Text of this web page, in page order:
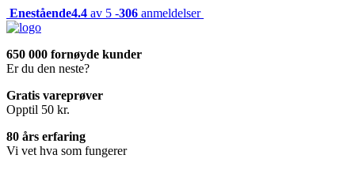
Enestående4.4 av 5 -306 anmeldelser
650 000 fornøyde kunder
Er du den neste?
Gratis vareprøver
Opptil 50 kr.
80 års erfaring
Vi vet hva som fungerer